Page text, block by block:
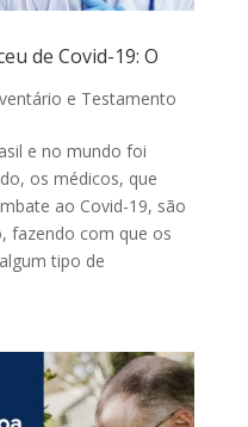
de Covid-19: O
e Testamento
e no mundo foi
os médicos, que
ao Covid-19, são
fazendo com que os
tipo de